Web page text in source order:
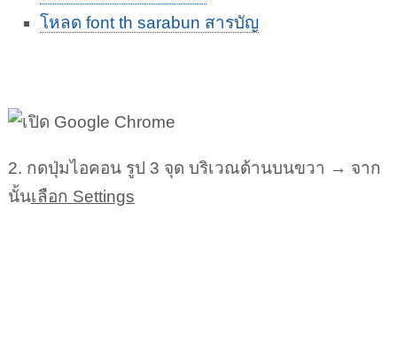
โหลด font th sarabun สารบัญ
2. กดปุ่มไอคอน รูป 3 จุด บริเวณด้านบนขวา → จาก
นั้นเลือก Settings